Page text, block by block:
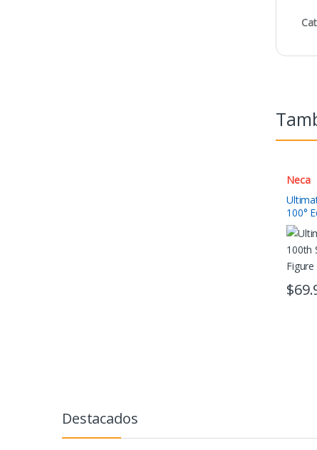
Neca
100°
Figura
$
Destacados